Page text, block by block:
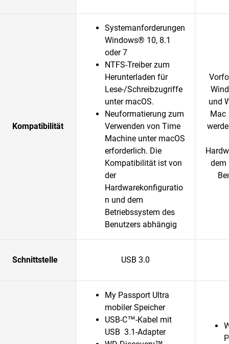
Kompatibilität
Systemanforderungen
Windows® 10, 8.1
oder 7
NTFS-Treiber zum
Herunterladen für
Lese-/Schreibzugriffe
unter macOS.
Neuformatierung zum
Verwenden von Time
Machine unter macOS
erforderlich. Die
Kompatibilität ist von
der
Hardwarekonfiguratio
n und dem
Betriebssystem des
Benutzers abhängig
und
Mac
dem
Schnittstelle USB 3.0
My Passport Ultra
mobiler Speicher
USB-C™-Kabel mit
USB 3.1-Adapter